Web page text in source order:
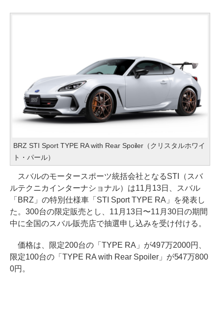
BRZ STI Sport TYPE RA with Rear Spoiler（クリスタルホワイ
ト・パール）
スバルのモータースポーツ統括会社となるSTI（スバ
ルテクニカインターナショナル）は11月13日、スバル
「BRZ」の特別仕様車「STI Sport TYPE RA」を発表し
た。300台の限定販売とし、11月13日〜11月30日の期間
中に全国のスバル販売店で抽選申し込みを受け付ける。
価格は、限定200台の「TYPE RA」が497万2000円、
限定100台の「TYPE RA with Rear Spoiler」が547万800
0円。